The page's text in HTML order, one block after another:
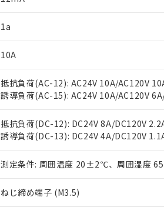
1a
10A
抵抗負荷(AC-12): AC24V 10A/AC120V
誘導負荷(AC-15): AC24V 10A/AC120V
抵抗負荷(DC-12): DC24V 8A/DC120V
誘導負荷(DC-13): DC24V 4A/DC120V
測定条件: 周囲温度 20±2℃、周囲湿度
ねじ締め端子 (M3.5)
本サービスは、当社制御機器事
当社制御機器事業取扱商品の中
い。
正式な納期状況および標準価格
当社販売員にご相談ください。
在庫状況および標準価格結果を
す。
マイパーツ機能（部品リスト作
ている必要があります。
お客様が当ウェブサイト上で当
が、当社の製品・サービスに関
さい。
*EU RoHS指令（10物質）：
フタル酸ビス(2-エチルヘキシル) (DEHP)(別名：
ル（DBP） 1000ppm以下、フタル酸ジイソブチ
但し、RoHS指令で産業用監視および制御機器に
フタル酸エステル類の４物質については閾値を
※2 対応予定月
部品在庫の切り替え状況などにより、
※3 非含有証明書ダウンロード
「×」：最大均質材料含有率が中国
Pb(鉛) :1000ppm、 Hg(水銀) : 1000ppm、 Cd(カ
DEHP(フタル酸ビス(2-エチルヘキシル)) :
※2 環境保護使用期限
「ｅ」：有害物質（10物質）のすべて
味します。
「－」：未確認です。当社販売部門へ
当社は、これら貴社製品のうち
などの必要な手続きをとります。
ます。
当社は貴社製品を、核兵器、ミ
置等に一切使用いたしません。
当社は、貴社製品を第三者に販
たしません。
△ 一定数には満たないが在庫
－
在庫なし(最新の在庫状況に
機器販売店・当社販売員に
空
受注生産機種、また在庫状